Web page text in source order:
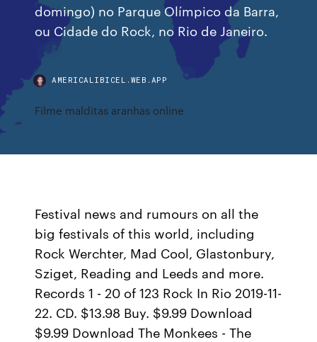
domingo) no Parque Olímpico da Barra,
ou Cidade do Rock, no Rio de Janeiro.
AMERICALIBICEL.WEB.APP
Filme malditas aranhas online
Festival news and rumours on all the
big festivals of this world, including
Rock Werchter, Mad Cool, Glastonbury,
Sziget, Reading and Leeds and more.
Records 1 - 20 of 123 Rock In Rio 2019-11-
22. CD. $13.98 Buy. $9.99 Download
$9.99 Download The Monkees - The